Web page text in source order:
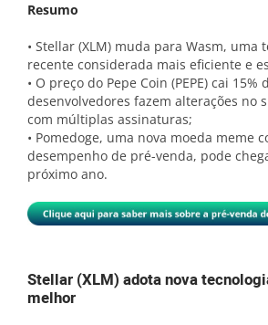
Resumo
• Stellar (XLM) muda para Wasm, uma
recente considerada mais eficiente e
• O preço do Pepe Coin (PEPE) cai 15%
desenvolvedores fazem alterações no
com múltiplas assinaturas;
• Pomedoge, uma nova moeda meme
desempenho de pré-venda, pode
próximo ano.
Stellar (XLM) adota nova
melhor